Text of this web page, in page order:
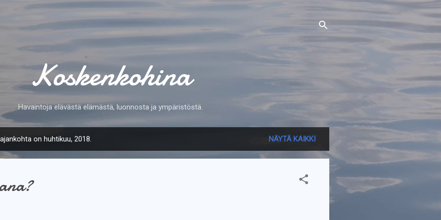
Koskenkohina
Havaintoja elävästä elämästä, luonnosta ja ympäristöstä.
on huhtikuu, 2018. NÄYTÄ KAIKKI